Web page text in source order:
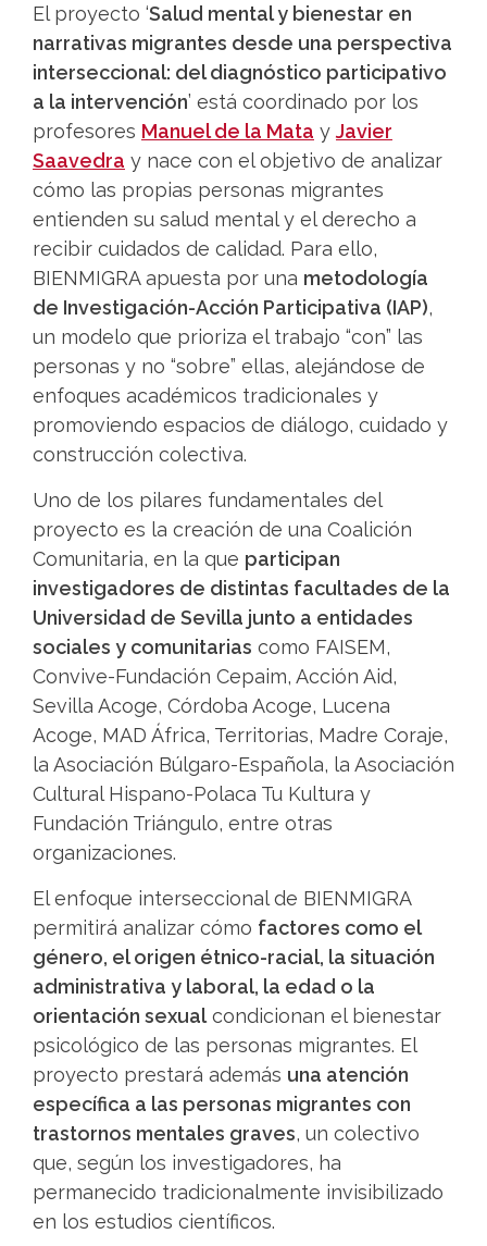
El proyecto ‘Salud mental y bienestar en
narrativas migrantes desde una perspectiva
interseccional: del diagnóstico participativo
a la intervención’ está coordinado por los
profesores Manuel de la Mata y Javier
Saavedra y nace con el objetivo de analizar
cómo las propias personas migrantes
entienden su salud mental y el derecho a
recibir cuidados de calidad. Para ello,
BIENMIGRA apuesta por una metodología
de Investigación-Acción Participativa (IAP),
un modelo que prioriza el trabajo “con” las
personas y no “sobre” ellas, alejándose de
enfoques académicos tradicionales y
promoviendo espacios de diálogo, cuidado y
construcción colectiva.
Uno de los pilares fundamentales del
proyecto es la creación de una Coalición
Comunitaria, en la que participan
investigadores de distintas facultades de la
Universidad de Sevilla junto a entidades
sociales y comunitarias como FAISEM,
Convive-Fundación Cepaim, Acción Aid,
Sevilla Acoge, Córdoba Acoge, Lucena
Acoge, MAD África, Territorias, Madre Coraje,
la Asociación Búlgaro-Española, la Asociación
Cultural Hispano-Polaca Tu Kultura y
Fundación Triángulo, entre otras
organizaciones.
El enfoque interseccional de BIENMIGRA
permitirá analizar cómo factores como el
género, el origen étnico-racial, la situación
administrativa y laboral, la edad o la
orientación sexual condicionan el bienestar
psicológico de las personas migrantes. El
proyecto prestará además una atención
específica a las personas migrantes con
trastornos mentales graves, un colectivo
que, según los investigadores, ha
permanecido tradicionalmente invisibilizado
en los estudios científicos.